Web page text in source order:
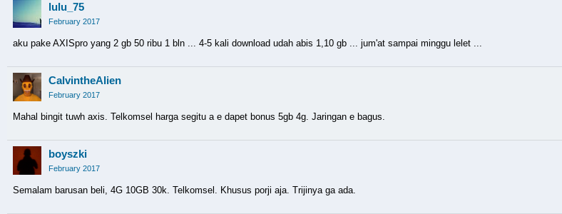
lulu_75
February 2017
aku pake AXISpro yang 2 gb 50 ribu 1 bln ... 4-5 kali download udah abis 1,10 gb ... jum'at sampai minggu lelet ...
CalvintheAlien
February 2017
Mahal bingit tuwh axis. Telkomsel harga segitu a e dapet bonus 5gb 4g. Jaringan e bagus.
boyszki
February 2017
Semalam barusan beli, 4G 10GB 30k. Telkomsel. Khusus porji aja. Trijinya ga ada.